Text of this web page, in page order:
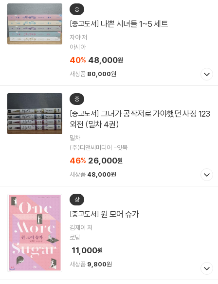
중
[중고도서] 나쁜 시녀들 1~5 세트
자야 저
아시아
40% 48,000원
새상품 80,000원
중
[중고도서]
외전 (밀차 4권)
밀차
(주)디앤씨미디어 -잇북
46% 26,000원
새상품 48,000원
상
[중고도서] 원 모어 슈가
김제이 저
로담
11,000원
새상품 9,800원